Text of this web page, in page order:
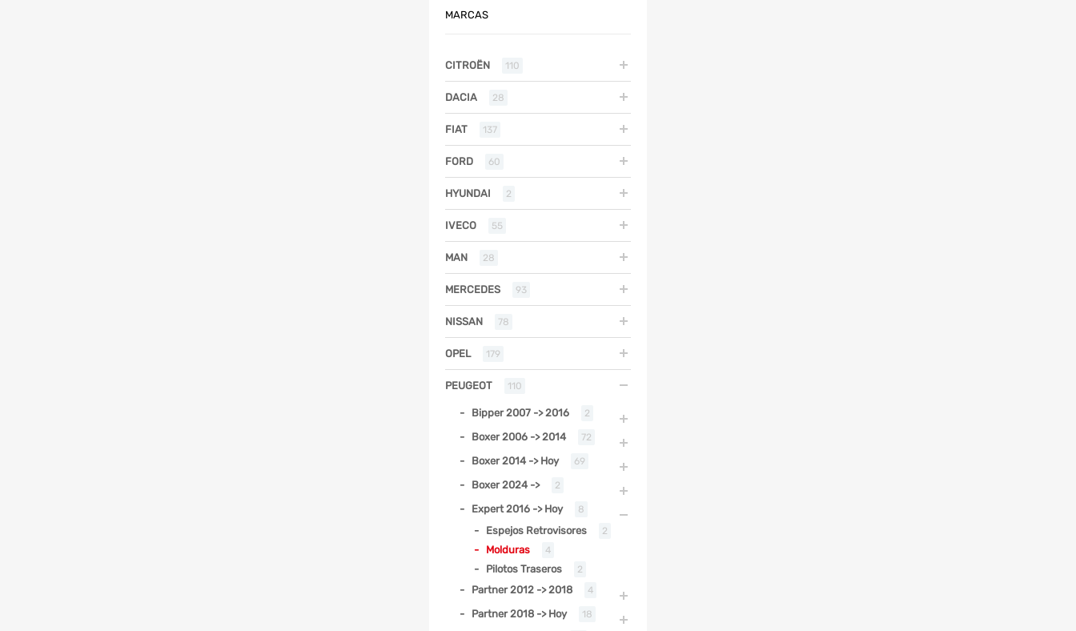
MARCAS
CITROËN 110
DACIA 28
FIAT 137
FORD 60
HYUNDAI 2
IVECO 55
MAN 28
MERCEDES 93
NISSAN 78
OPEL 179
PEUGEOT 110
Bipper 2007 -> 2016 2
Boxer 2006 -> 2014 72
Boxer 2014 -> Hoy 69
Boxer 2024 -> 2
Expert 2016 -> Hoy 8
Espejos Retrovisores 2
Molduras 4
Pilotos Traseros 2
Partner 2012 -> 2018 4
Partner 2018 -> Hoy 18